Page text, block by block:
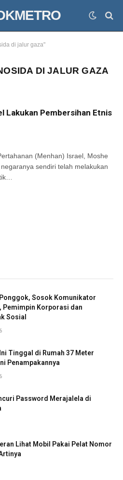
di jalur gaza"
DI JALUR GAZA
Lakukan Pembersihan Etnis
(Menhan) Israel, Moshe
sendiri telah melakukan
Sosok Komunikator
Pemimpin Korporasi dan
Sosial
Tinggal di Rumah 37 Meter
Penampakannya
Password Merajalela di
Lihat Mobil Pakai Pelat Nomor